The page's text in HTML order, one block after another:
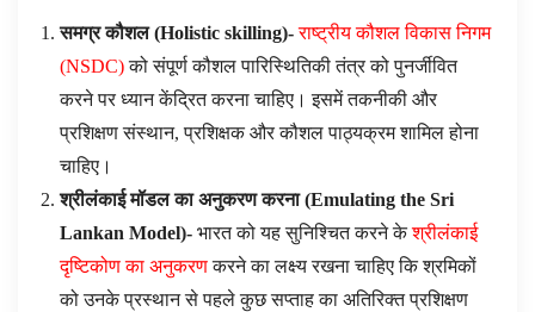
समग्र कौशल (Holistic skilling)- राष्ट्रीय कौशल विकास निगम
(NSDC)को संपूर्ण कौशल पारिस्थितिकी तंत्र को पुनर्जीवित
करने पर ध्यान केंद्रित करना चाहिए। इसमें तकनीकी और
प्रशिक्षण संस्थान, प्रशिक्षक और कौशल पाठ्यक्रम शामिल होना
चाहिए।
श्रीलंकाई मॉडल का अनुकरण करना (Emulating the Sri
Lankan Model)- भारत को यह सुनिश्चित करने केश्रीलंकाई
दृष्टिकोण का अनुकरणकरने का लक्ष्य रखना चाहिए कि श्रमिकों
को उनके प्रस्थान से पहले कुछ सप्ताह का अतिरिक्त प्रशिक्षण